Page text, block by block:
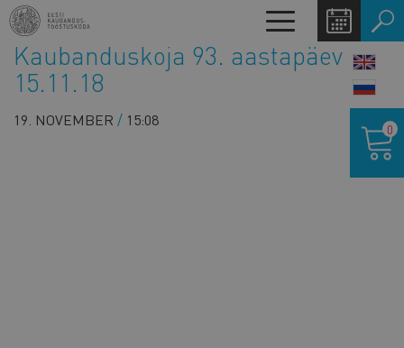
Liigu
edasi
põhisisu
juurde
Toggle
navigation
Kaubanduskoja 93. aastapäev
15.11.18
19. NOVEMBER 15:08 0